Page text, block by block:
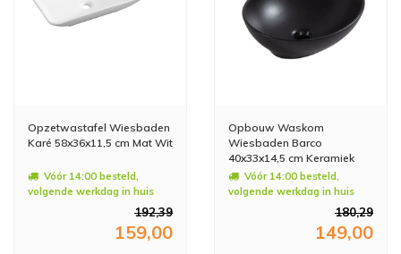
Opzetwastafel Wiesbaden
Karé 58x36x11,5 cm Mat Wit
Vóór 14:00 besteld,
volgende werkdag in huis
192,39
159,00
Opbouw Waskom
Wiesbaden Barco
40x33x14,5 cm Keramiek
Mat Zwart
Vóór 14:00 besteld,
volgende werkdag in huis
180,29
149,00